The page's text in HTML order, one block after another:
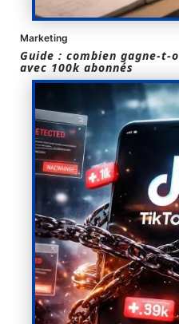
Marketing
Guide : combien gagne-t-
avec 100k abonnés